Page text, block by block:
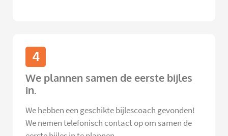
4
We plannen samen de eerste bijles
in.
We hebben een geschikte bijlescoach gevonden!
We nemen telefonisch contact op om samen de